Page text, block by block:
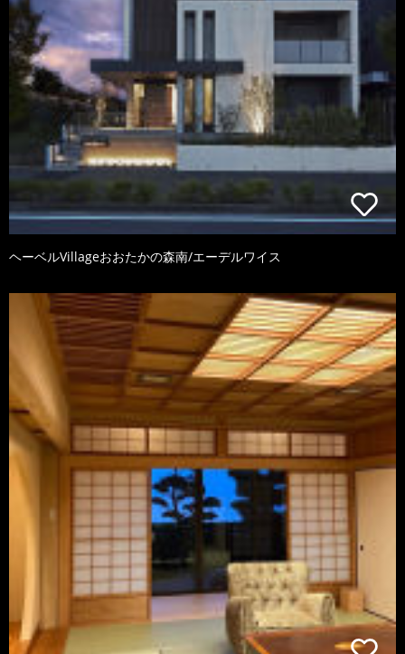
ヘーベルVillageおおたかの森南/エーデルワイス